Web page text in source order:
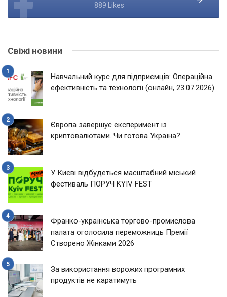
889 Likes
Свіжі новини
Навчальний курс для підприємців: Операційна
ефективність та технології (онлайн, 23.07.2026)
Європа завершує експеримент із
криптовалютами. Чи готова Україна?
У Києві відбудеться масштабний міський
фестиваль ПОРУЧ KYIV FEST
Франко-українська торгово-промислова
палата оголосила переможниць Премії
Створено Жінками 2026
За використання ворожих програмних
продуктів не каратимуть